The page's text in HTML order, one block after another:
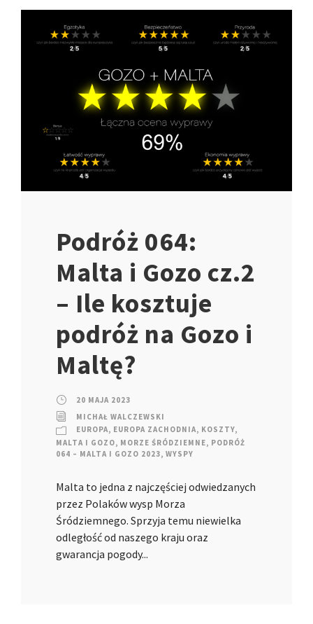
Podróż 064:
Malta i Gozo cz.2
– Ile kosztuje
podróż na Gozo i
Maltę?
20 MAJA 2023
MICHAŁ WALCZEWSKI
EUROPA, EUROPA ZACHODNIA, KOSZTY,
MALTA I GOZO, MORZE ŚRÓDZIEMNE, PODRÓŻ
064 – MALTA I GOZO 2023, WYSPY
Malta to jedna z najczęściej odwiedzanych
przez Polaków wysp Morza
Śródziemnego. Sprzyja temu niewielka
odległość od naszego kraju oraz
gwarancja pogody...